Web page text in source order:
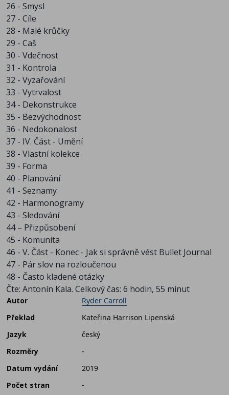
26 - Smysl
27 - Cíle
28 - Malé krůčky
29 - Caš
30 - Vdečnost
31 - Kontrola
32 - Vyzařování
33 - Vytrvalost
34 - Dekonstrukce
35 - Bezvýchodnost
36 - Nedokonalost
37 - IV. Část - Umění
38 - Vlastní kolekce
39 - Forma
40 - Planování
41 - Seznamy
42 - Harmonogramy
43 - Sledování
44 – Přizpůsobení
45 - Komunita
46 - V. Část - Konec - Jak si správně vést Bullet Journal
47 - Pár slov na rozloučenou
48 - Často kladené otázky
Čte: Antonín Kala. Celkový čas: 6 hodin, 55 minut
Autor
Ryder Carroll
Překlad
Kateřina Harrison Lipenská
Jazyk
český
Rozměry
-
Datum vydání
2019
Počet stran
-